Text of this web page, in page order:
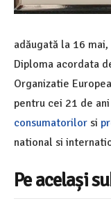
adăugată la 16
Diploma acordata
Organizatie
pentru cei 21 de
consumatorilor si
national si
Pe același